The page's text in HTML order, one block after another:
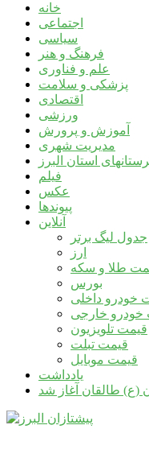
خانه
اجتماعی
سیاسی
فرهنگ و هنر
علم و فناوری
پزشکی و سلامت
اقتصادی
ورزشی
آموزش و پرورش
مدیریت شهری
استان البرز
فیلم
عکس
پیوندها
آنلاین
جدول لیگ برتر
ارز
طلا و سکه
بورس
خودرو داخلی
خودرو خارجی
قیمت تلویزیون
قیمت تبلت
قیمت موبایل
یادداشت
(ع) طالقان آغاز شد